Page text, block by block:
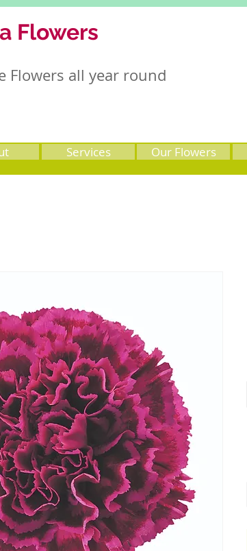
Flowers
Flowers all year round
Services Our Flowers